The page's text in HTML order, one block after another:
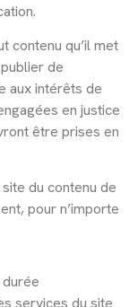
contenu qu’il met
de
aux intérêts de
en justice
être prises en
du contenu de
pour n’importe
services du site